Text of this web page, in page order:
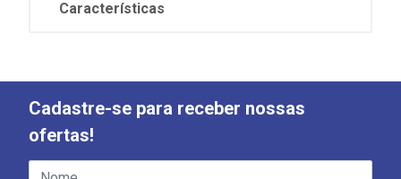
Características
Cadastre-se para receber nossas
ofertas!